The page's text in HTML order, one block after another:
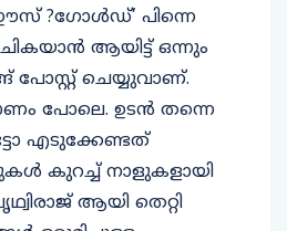
?ഗോള്‍ഡ്’ പിന്നെ
ആയിട്ട് ഒന്നും
പോസ്റ്റ് ചെയ്യുവാണ്.
പോലെ. ഉടന്‍ തന്നെ
എടുക്കേണ്ടത്
കുറച്ച് നാളുകളായി
ആയി തെറ്റി